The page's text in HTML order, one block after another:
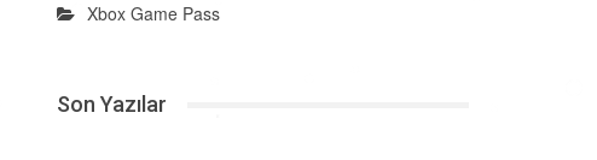
Xbox Game Pass
Son Yazılar